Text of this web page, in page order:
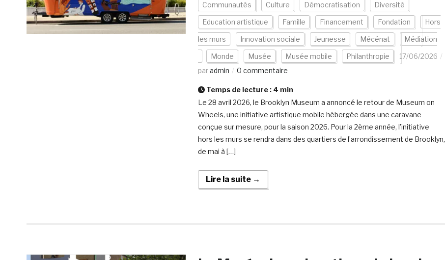
Communautés Culture Démocratisation Diversité
Education artistique Famille Financement Fondation Hors
les murs Innovation sociale Jeunesse Mécénat Médiation
Monde Musée Musée mobile Philanthropie
17/06/2026
paradmin 0 commentaire
Temps de lecture : 4 min
Le 28 avril 2026, le Brooklyn Museum a annoncé le retour de Museum on
Wheels, une initiative artistique mobile hébergée dans une caravane
conçue sur mesure, pour la saison 2026. Pour la 2ème année, l’initiative
hors les murs se rendra dans des quartiers de l’arrondissement de Brooklyn,
de mai à […]
Lire la suite →